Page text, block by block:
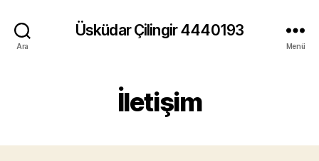
Ara
Üsküdar Çilingir 4440193
Menü
İletişim